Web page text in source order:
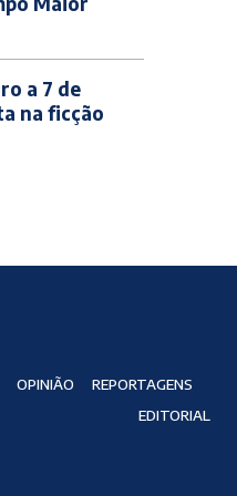
a 7 de
na ficção
OPINIÃO
REPORTAGENS
EDITORIAL